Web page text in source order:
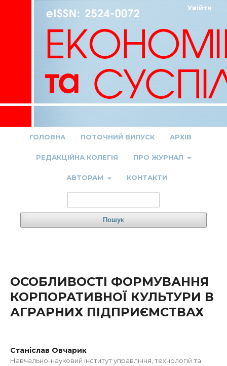
ГОЛОВНА ПОТОЧНИЙ ВИПУСК АРХІВ
РЕДАКЦІЙНА КОЛЕГІЯ ПРО ЖУРНАЛ
АВТОРАМ КОНТАКТИ
Пошук
Увійти
ОСОБЛИВОСТІ ФОРМУВАННЯ
КОРПОРАТИВНОЇ КУЛЬТУРИ В
АГРАРНИХ ПІДПРИЄМСТВАХ
Станіслав Овчарик
Навчально-науковий інститут управління, технологій та